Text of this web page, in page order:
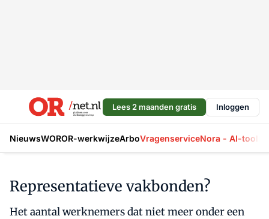
Lees 2 maanden gratis Inloggen
NieuwsWOROR-werkwijzeArboVragenserviceNora - AI-tool
Representatieve vakbonden?
Het aantal werknemers dat niet meer onder een